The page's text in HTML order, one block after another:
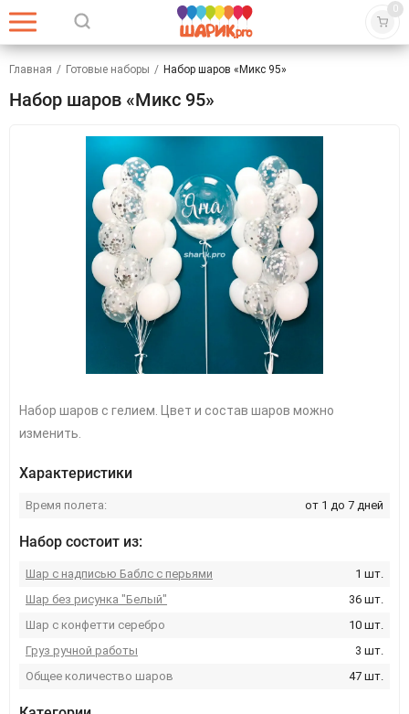
0
Главная / Готовые наборы / Набор шаров «Микс 95»
Набор шаров «Микс 95»
Набор шаров с гелием. Цвет и состав шаров можно
изменить.
Характеристики
Время полета: от 1 до 7 дней
Набор состоит из:
Шар с надписью Баблс с перьями
1 шт.
Шар без рисунка "Белый"
36 шт.
Шар с конфетти серебро
10 шт.
Груз ручной работы
3 шт.
Общее количество шаров
47 шт.